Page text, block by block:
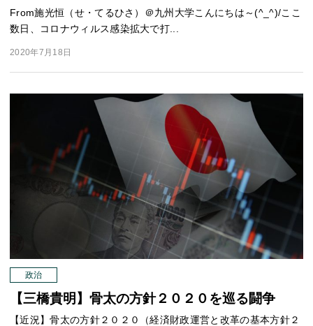
From施光恒（せ・てるひさ）＠九州大学こんにちは～(^_^)/ここ
数日、コロナウィルス感染拡大で打...
2020年7月18日
政治
【三橋貴明】骨太の方針２０２０を巡る闘争
【近況】骨太の方針２０２０（経済財政運営と改革の基本方針２